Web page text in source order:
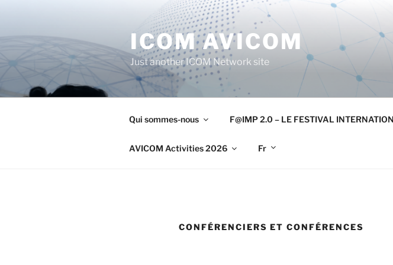
contenu
ICOM AVICOM
Just another ICOM Network site
Qui sommes-nous F@IMP 2.0 – LE FESTIVAL
AVICOM Activities 2026 Fr
CONFÉRENCIERS ET CONFÉRENCES